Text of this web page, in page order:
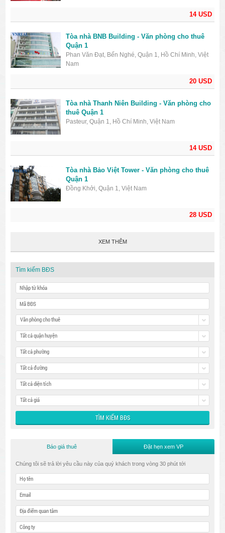
14 USD
20 USD
Tòa nhà BNB Building - Văn phòng cho thuê
Quận 1
Phan Văn Đạt, Bến Nghé, Quận 1, Hồ Chí Minh, Việt
Nam
14 USD
Tòa nhà Thanh Niên Building - Văn phòng cho
thuê Quận 1
Pasteur, Quận 1, Hồ Chí Minh, Việt Nam
28 USD
Tòa nhà Bảo Việt Tower - Văn phòng cho thuê
Quận 1
Đồng Khởi, Quận 1, Việt Nam
XEM THÊM
Tìm kiếm BĐS
Văn phòng cho thuê
Tất cả quận huyện
Tất cả phường
Tất cả đường
Tất cả diện tích
Tất cả giá
Báo giá thuê Đặt hẹn xem VP
Chúng tôi sẽ trả lời yêu cầu này của quý khách trong vòng 30 phút tới